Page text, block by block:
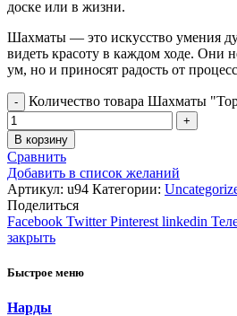
доске или в жизни.
Шахматы — это искусство умения
видеть красоту в каждом ходе. Они
ум, но и приносят радость от
Количество товара Шахматы
В корзину
Сравнить
Добавить в список желаний
Артикул: u94 Категории:
Поделиться
Facebook Twitter Pinterest linkedin
закрыть
Быстрое меню
Нарды